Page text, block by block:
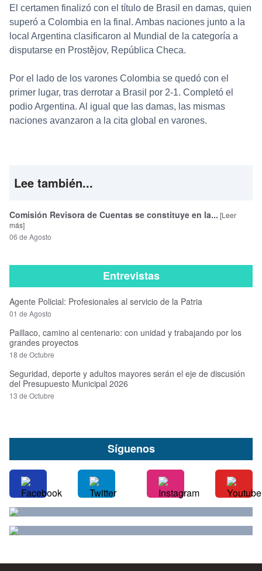
El certamen finalizó con el título de Brasil en damas, quien
superó a Colombia en la final. Ambas naciones junto a la
local Argentina clasificaron al Mundial de la categoría a
disputarse en Prostějov, República Checa.
Por el lado de los varones Colombia se quedó con el
primer lugar, tras derrotar a Brasil por 2-1. Completó el
podio Argentina. Al igual que las damas, las mismas
naciones avanzaron a la cita global en varones.
Lee también...
Comisión Revisora de Cuentas se constituye en la... [Leer
más]
06 de Agosto
Entrevistas
Agente Policial: Profesionales al servicio de la Patria
01 de Agosto
Paillaco, camino al centenario: con unidad y trabajando por los
grandes proyectos
18 de Octubre
Seguridad, deporte y adultos mayores serán el eje de discusión
del Presupuesto Municipal 2026
13 de Octubre
Síguenos